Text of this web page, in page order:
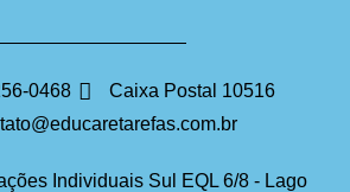
0468
Caixa Postal 10516
Individuais Sul EQL 6/8 - Lago